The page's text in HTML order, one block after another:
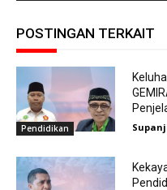
POSTINGAN TERKAIT
Pendidikan